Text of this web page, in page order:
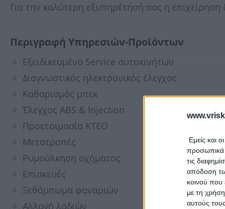
Εμείς και
προσωπικά
τις
απόδοση
κοινού που
με τη
αυτούς
Για την καλύτερη εξυπηρέτησή σας η επιχείρηση
Περιγραφή Υπηρεσιών-Προϊόντων
Εξειδικευμένο Service αυτοκινήτων
Διαγνωστικός ηλεκτρονικός έλεγχος
Καθαρισμός μπεκ
Έλεγχος ABS & Injection
Προετοιμασία ΚΤΕΟ
Μετατροπές
Ρυμούλκηση οχήματος
Επισκευές
Ξεθάμπωμα φαναριών
Αλλαγή λαδιών